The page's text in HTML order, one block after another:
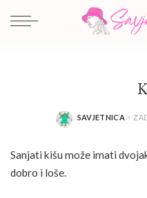
POSTED
SAVJETNICA
Sanjati kišu može imati
dobro i loše.